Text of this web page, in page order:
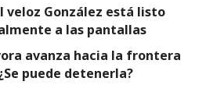
veloz González está listo
a las pantallas
avanza hacia la frontera
puede detenerla?